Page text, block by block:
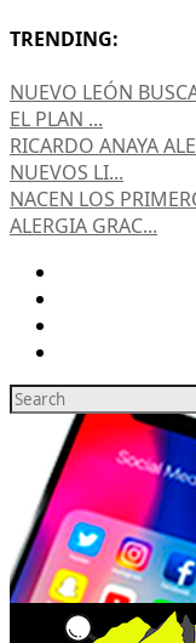
TRENDING:
NUEVO LEÓN
EL PLAN ...
RICARDO ANAYA
NUEVOS LI...
NACEN LOS
ALERGIA GRAC...